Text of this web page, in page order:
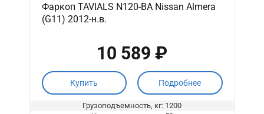
Фаркоп TAVIALS N120-BA Nissan Almera
(G11) 2012-н.в.
10 589 ₽
Купить Подробнее
Грузоподъемность, кг: 1200